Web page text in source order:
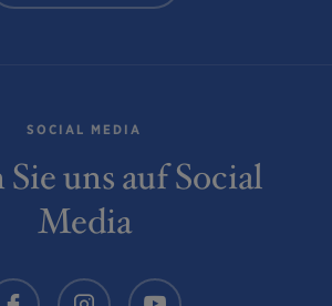
SOCIAL MEDIA
Sie uns auf Social
Media